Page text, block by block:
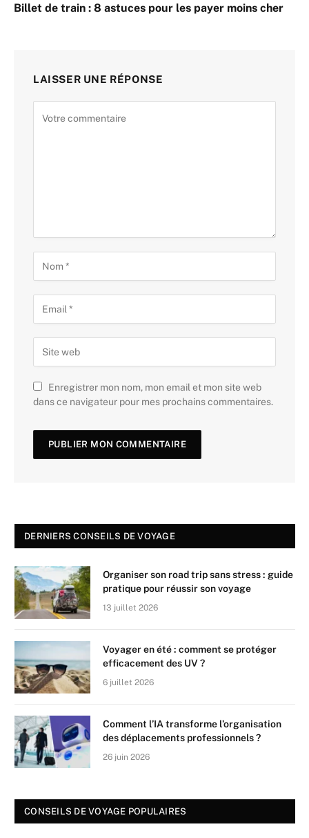
Billet de train : 8 astuces pour les payer moins cher
LAISSER UNE RÉPONSE
Enregistrer mon nom, mon email et mon site web
dans ce navigateur pour mes prochains commentaires.
DERNIERS CONSEILS DE VOYAGE
Organiser son road trip sans stress : guide
pratique pour réussir son voyage
13 juillet 2026
Voyager en été : comment se protéger
efficacement des UV ?
6 juillet 2026
Comment l’IA transforme l’organisation
des déplacements professionnels ?
26 juin 2026
CONSEILS DE VOYAGE POPULAIRES